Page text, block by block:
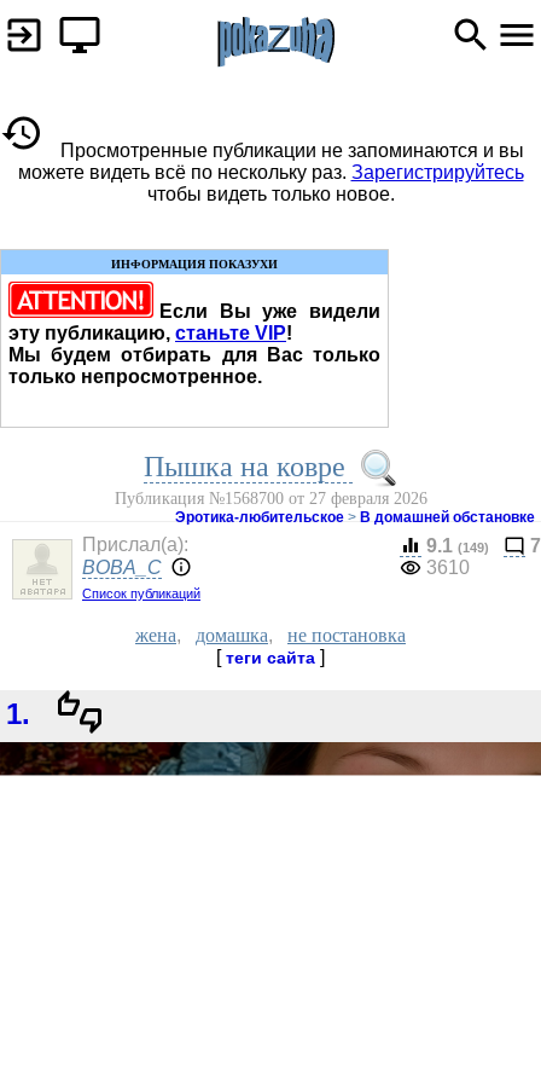
Просмотренные публикации не запоминаются и вы
можете видеть всё по нескольку раз. Зарегистрируйтесь
чтобы видеть только новое.
ИНФОРМАЦИЯ ПОКАЗУХИ
Если Вы уже видели
эту публикацию, станьте VIP!
Мы будем отбирать для Вас только
только непросмотренное.
Пышка на ковре
Публикация №1568700 от 27 февраля 2026
Эротика-любительское > В домашней обстановке
Прислал(a):
BOBA_C
Список публикаций
9.1 (149)
7
3610
жена, домашка, не постановка
[теги сайта ]
1.